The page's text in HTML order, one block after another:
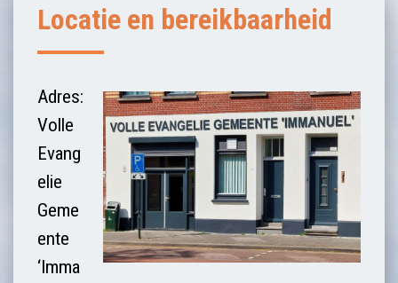
Locatie en bereikbaarheid
Adres:
Volle
Evang
elie
Geme
ente
‘Imma